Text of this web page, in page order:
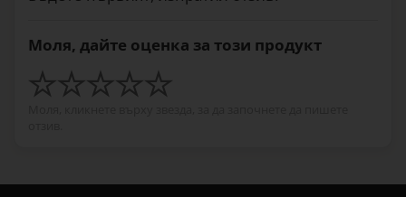
Моля, дайте оценка за този продукт